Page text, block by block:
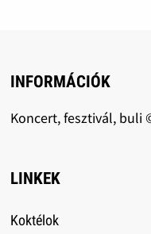
INFORMÁCIÓK
Koncert, fesztivál, buli
LINKEK
Koktélok